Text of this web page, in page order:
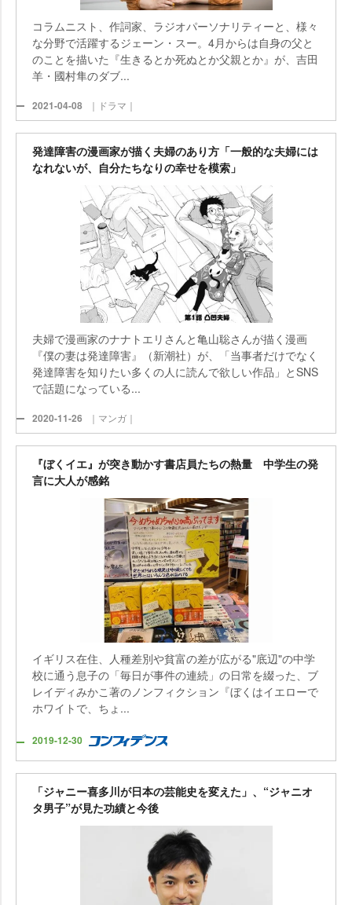
コラムニスト、作詞家、ラジオパーソナリティーと、様々
な分野で活躍するジェーン・スー。4月からは自身の父と
のことを描いた『生きるとか死ぬとか父親とか』が、吉田
羊・國村隼のダブ...
2021-04-08 ｜ドラマ｜
発達障害の漫画家が描く夫婦のあり方「一般的な夫婦には
なれないが、自分たちなりの幸せを模索」
夫婦で漫画家のナナトエリさんと亀山聡さんが描く漫画
『僕の妻は発達障害』（新潮社）が、「当事者だけでなく
発達障害を知りたい多くの人に読んで欲しい作品」とSNS
で話題になっている...
2020-11-26 ｜マンガ｜
『ぼくイエ』が突き動かす書店員たちの熱量 中学生の発
言に大人が感銘
イギリス在住、人種差別や貧富の差が広がる"底辺"の中学
校に通う息子の「毎日が事件の連続」の日常を綴った、ブ
レイディみかこ著のノンフィクション『ぼくはイエローで
ホワイトで、ちょ...
2019-12-30
「ジャニー喜多川が日本の芸能史を変えた」、“ジャニオ
タ男子”が見た功績と今後